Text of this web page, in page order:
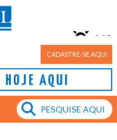
CADASTRE-SE AQUI
HOJE AQUI
Porto Alegre
11°